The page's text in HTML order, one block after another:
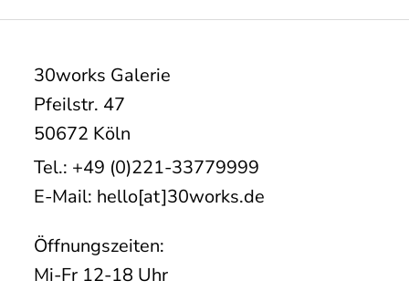
30works Galerie
Pfeilstr. 47
50672 Köln
Tel.: +49 (0)221-33779999
E-Mail: hello[at]30works.de
Öffnungszeiten:
Mi-Fr 12-18 Uhr